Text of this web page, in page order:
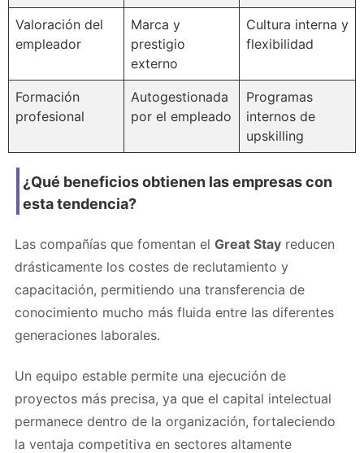
Valoración del
empleador
Marca y
prestigio
externo
Cultura interna y
flexibilidad
Formación
profesional
Autogestionada
por el empleado
Programas
internos de
upskilling
¿Qué beneficios obtienen las empresas con
esta tendencia?
Las compañías que fomentan el Great Stay reducen
drásticamente los costes de reclutamiento y
capacitación, permitiendo una transferencia de
conocimiento mucho más fluida entre las diferentes
generaciones laborales.
Un equipo estable permite una ejecución de
proyectos más precisa, ya que el capital intelectual
permanece dentro de la organización, fortaleciendo
la ventaja competitiva en sectores altamente